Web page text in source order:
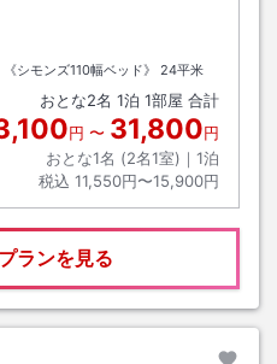
シモンズ110幅ベッド》
24平米
おとな2名 1泊 1部屋 合計
円 〜 31,800円
おとな1名 (2名1室)｜ 1泊
税込 11,550円〜15,900円
ランを見る